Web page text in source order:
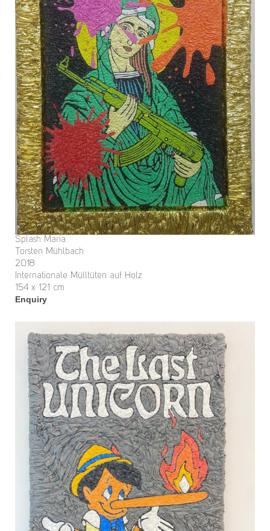
Splash Maria
Torsten Mühlbach
2018
Internationale Mülltüten auf Holz
154 x 121 cm
Enquiry